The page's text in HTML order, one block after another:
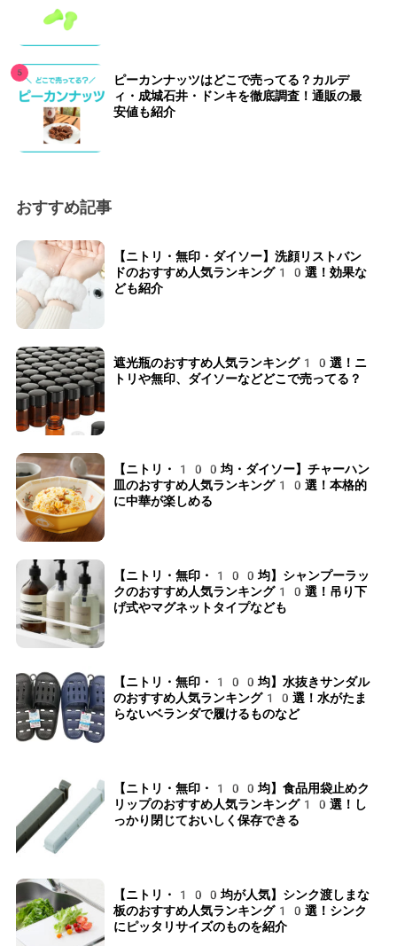
ピーカンナッツはどこで売ってる？カルデ
ィ・成城石井・ドンキを徹底調査！通販の最
安値も紹介
おすすめ記事
【ニトリ・無印・ダイソー】洗顔リストバン
ドのおすすめ人気ランキング10選！効果な
ども紹介
遮光瓶のおすすめ人気ランキング10選！ニ
トリや無印、ダイソーなどどこで売ってる？
【ニトリ・100均・ダイソー】チャーハン
皿のおすすめ人気ランキング10選！本格的
に中華が楽しめる
【ニトリ・無印・100均】シャンプーラッ
クのおすすめ人気ランキング10選！吊り下
げ式やマグネットタイプなども
【ニトリ・無印・100均】水抜きサンダル
のおすすめ人気ランキング10選！水がたま
らないベランダで履けるものなど
【ニトリ・無印・100均】食品用袋止めク
リップのおすすめ人気ランキング10選！し
っかり閉じておいしく保存できる
【ニトリ・100均が人気】シンク渡しまな
板のおすすめ人気ランキング10選！シンク
にピッタリサイズのものを紹介